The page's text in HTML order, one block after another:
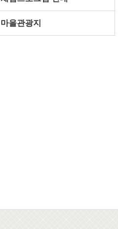
마을관광지